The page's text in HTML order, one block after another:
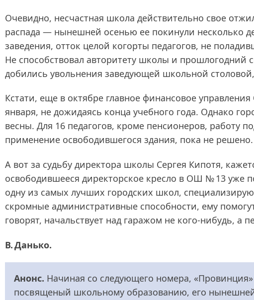
Очевидно, несчастная школа действительно свое
распада — нынешней осенью ее покинули несколько
заведения, отток целой когорты педагогов, не
Не способствовал авторитету школы и прошлогодний
добились увольнения заведующей школьной
Кстати, еще в октябре главное финансовое
января, не дожидаясь конца учебного года. Однако
весны. Для 16 педагогов, кроме пенсионеров, работу
применение освободившегося здания, пока не решено.
А вот за судьбу директора школы Сергея Кипотя,
освободившееся директорское кресло в ОШ № 13 уже
одну из самых лучших городских школ,
скромные административные способности, ему
говорят, начальствует над гаражом не кого-нибудь, а
В. Данько.
Анонс. Начиная со следующего номера,
посвященый школьному образованию, его